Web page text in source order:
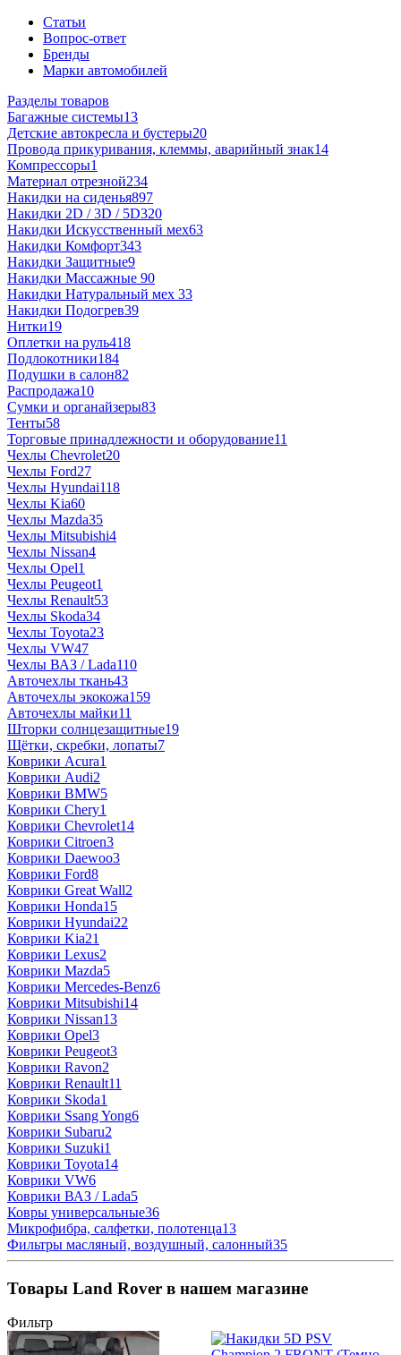
Статьи
Вопрос-ответ
Бренды
Марки автомобилей
Разделы товаров
Багажные системы13
Детские автокресла и бустеры20
Провода прикуривания, клеммы, аварийный знак14
Компрессоры1
Материал отрезной234
Накидки на сиденья897
Накидки 2D / 3D / 5D320
Накидки Искусственный мех63
Накидки Комфорт343
Накидки Защитные9
Накидки Массажные 90
Накидки Натуральный мех 33
Накидки Подогрев39
Нитки19
Оплетки на руль418
Подлокотники184
Подушки в салон82
Распродажа10
Сумки и органайзеры83
Тенты58
Торговые принадлежности и оборудование11
Чехлы Chevrolet20
Чехлы Ford27
Чехлы Hyundai118
Чехлы Kia60
Чехлы Mazda35
Чехлы Mitsubishi4
Чехлы Nissan4
Чехлы Opel1
Чехлы Peugeot1
Чехлы Renault53
Чехлы Skoda34
Чехлы Toyota23
Чехлы VW47
Чехлы ВАЗ / Lada110
Авточехлы ткань43
Авточехлы экокожа159
Авточехлы майки11
Шторки солнцезащитные19
Щётки, скребки, лопаты7
Коврики Acura1
Коврики Audi2
Коврики BMW5
Коврики Chery1
Коврики Chevrolet14
Коврики Citroen3
Коврики Daewoo3
Коврики Ford8
Коврики Great Wall2
Коврики Honda15
Коврики Hyundai22
Коврики Kia21
Коврики Lexus2
Коврики Mazda5
Коврики Mercedes-Benz6
Коврики Mitsubishi14
Коврики Nissan13
Коврики Opel3
Коврики Peugeot3
Коврики Ravon2
Коврики Renault11
Коврики Skoda1
Коврики Ssang Yong6
Коврики Subaru2
Коврики Suzuki1
Коврики Toyota14
Коврики VW6
Коврики ВАЗ / Lada5
Ковры универсальные36
Микрофибра, салфетки, полотенца13
Фильтры масляный, воздушный, салонный35
Товары Land Rover в нашем магазине
Фильтр